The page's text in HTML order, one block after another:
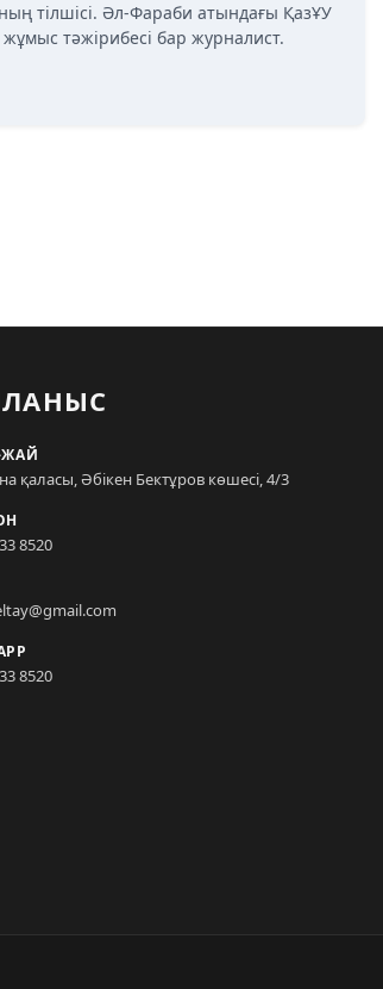
тілшісі. Әл-Фараби атындағы ҚазҰУ
тәжірибесі бар журналист.
ЖАЙ
қаласы, Әбікен Бектұров көшесі, 4/3
8520
8520